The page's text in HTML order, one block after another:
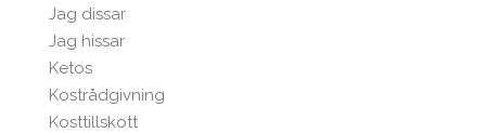
Jag dissar
Jag hissar
Ketos
Kostrådgivning
Kosttillskott